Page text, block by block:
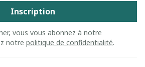
Inscription
vous vous abonnez à notre
notre politique de confidentialité.